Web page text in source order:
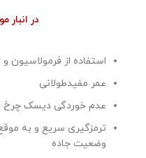
در انبار
استفاده از فرمولاسیون
عمر مفیدطولانی
عدم خوردگی دیسک چرخ
ترمزگیری سریع و به
وضعیت جاده